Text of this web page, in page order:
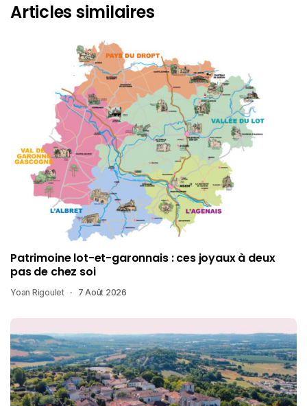
Articles similaires
Patrimoine lot-et-garonnais : ces joyaux à deux
pas de chez soi
Yoan Rigoulet 7 Août 2026